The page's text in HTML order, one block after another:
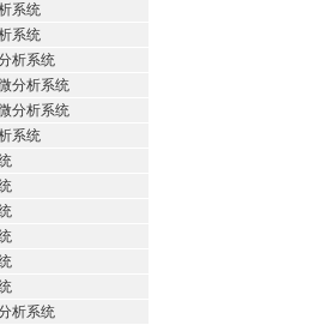
系统
系统
析系统
分析系统
分析系统
系统
析系统